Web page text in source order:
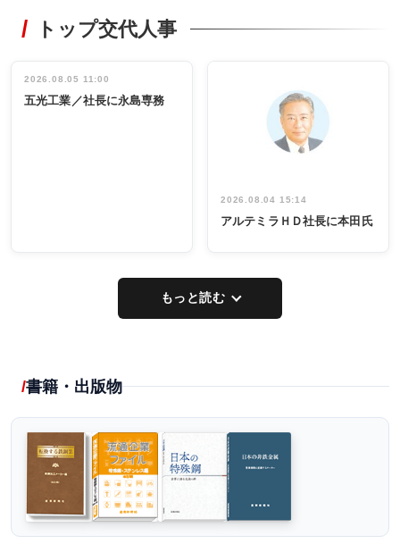
非鉄業界で
インタビュ
ー／社内ア
タックトレー
祝う 業界関
係者ら220人
出席
トップ交代人事
2026.08.05 11:00
五光工業／社長に永島専務
2026.08.04 15:14
アルテミラＨＤ社長に本田氏
もっと読む
書籍・出版物